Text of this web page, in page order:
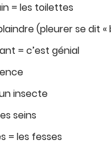
= les toilettes
(pleurer se dit «
= c’est génial
insecte
seins
= les fesses